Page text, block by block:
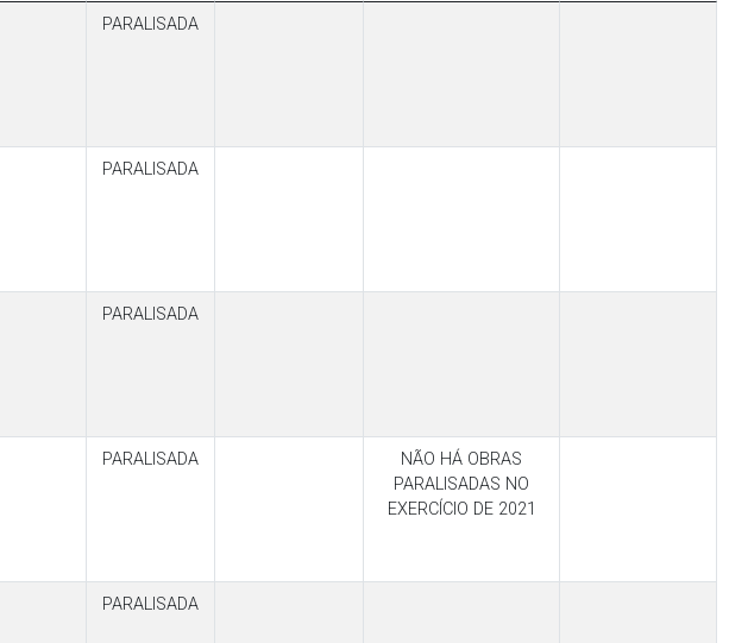
PARALISADA
PARALISADA
PARALISADA
PARALISADA
NÃO HÁ OBRAS
PARALISADAS NO
EXERCÍCIO DE 2021
PARALISADA